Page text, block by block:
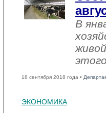
В
18 сентября 2018 года •
ЭКОНОМИКА